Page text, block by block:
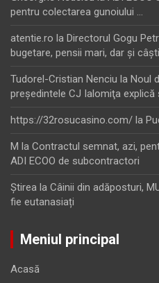
pentru colectarea gunoiului …
atentie.ro la Directorul Gogu
bugetare, pensii mari, dar şi
Tudorel-Cristian Nenciu la Noul
preşedintele CJ Ialomiţa
https://32rosucasino.com/ la
M la Contractul semnat, azi,
ADI ECOO de subcontractori
Ştirea la Câinii din adăposturi,
fie eutanasiați
Meniul principal
Acasă